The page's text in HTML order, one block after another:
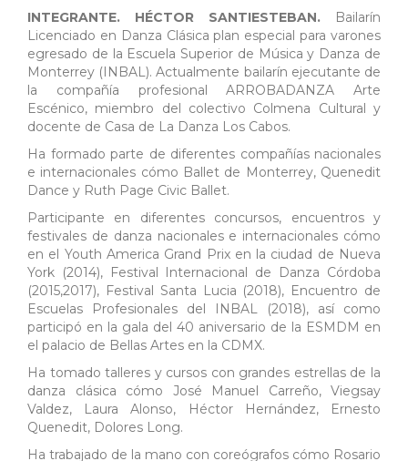
INTEGRANTE. HÉCTOR SANTIESTEBAN.
Bailarín
Licenciado en Danza Clásica plan especial para varones
egresado de la Escuela Superior de Música y Danza de
Monterrey (INBAL). Actualmente bailarín ejecutante de
la compañía profesional ARROBADANZA Arte
Escénico, miembro del colectivo Colmena Cultural y
docente de Casa de La Danza Los Cabos.
Ha formado parte de diferentes compañías nacionales
e internacionales cómo Ballet de Monterrey, Quenedit
Dance y Ruth Page Civic Ballet.
Participante en diferentes concursos, encuentros y
festivales de danza nacionales e internacionales cómo
en el Youth America Grand Prix en la ciudad de Nueva
York (2014), Festival Internacional de Danza Córdoba
(2015,2017), Festival Santa Lucia (2018), Encuentro de
Escuelas Profesionales del INBAL (2018), así como
participó en la gala del 40 aniversario de la ESMDM en
el palacio de Bellas Artes en la CDMX.
Ha tomado talleres y cursos con grandes estrellas de la
danza clásica cómo José Manuel Carreño, Viegsay
Valdez, Laura Alonso, Héctor Hernández, Ernesto
Quenedit, Dolores Long.
Ha trabajado de la mano con coreógrafos cómo Rosario